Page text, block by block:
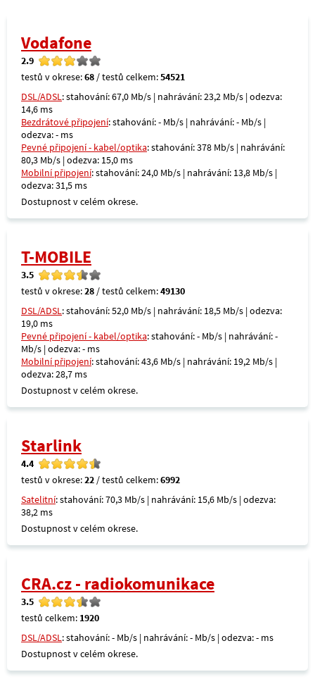
Vodafone
2.9
testů v okrese:68 / testů celkem:54521
DSL/ADSL: stahování: 67,0 Mb/s | nahrávání: 23,2 Mb/s | odezva:
14,6 ms
Bezdrátové připojení: stahování: - Mb/s | nahrávání: - Mb/s |
odezva: - ms
Pevné připojení - kabel/optika: stahování: 378 Mb/s | nahrávání:
80,3 Mb/s | odezva: 15,0 ms
Mobilní připojení: stahování: 24,0 Mb/s | nahrávání: 13,8 Mb/s |
odezva: 31,5 ms
Dostupnost v celém okrese.
T-MOBILE
3.5
testů v okrese:28 / testů celkem:49130
DSL/ADSL: stahování: 52,0 Mb/s | nahrávání: 18,5 Mb/s | odezva:
19,0 ms
Pevné připojení - kabel/optika: stahování: - Mb/s | nahrávání: -
Mb/s | odezva: - ms
Mobilní připojení: stahování: 43,6 Mb/s | nahrávání: 19,2 Mb/s |
odezva: 28,7 ms
Dostupnost v celém okrese.
Starlink
4.4
testů v okrese:22 / testů celkem:6992
Satelitní: stahování: 70,3 Mb/s | nahrávání: 15,6 Mb/s | odezva:
38,2 ms
Dostupnost v celém okrese.
CRA.cz - radiokomunikace
3.5
testů celkem: 1920
DSL/ADSL: stahování: - Mb/s | nahrávání: - Mb/s | odezva: - ms
Dostupnost v celém okrese.